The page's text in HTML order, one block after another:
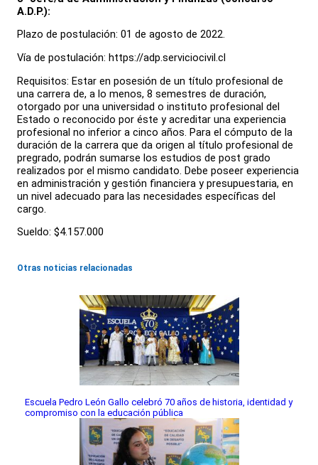
A.D.P.):
Plazo de postulación: 01 de agosto de 2022.
Vía de postulación: https://adp.serviciocivil.cl
Requisitos: Estar en posesión de un título profesional de
una carrera de, a lo menos, 8 semestres de duración,
otorgado por una universidad o instituto profesional del
Estado o reconocido por éste y acreditar una experiencia
profesional no inferior a cinco años. Para el cómputo de la
duración de la carrera que da origen al título profesional de
pregrado, podrán sumarse los estudios de post grado
realizados por el mismo candidato. Debe poseer experiencia
en administración y gestión financiera y presupuestaria, en
un nivel adecuado para las necesidades específicas del
cargo.
Sueldo: $4.157.000
Otras noticias relacionadas
Escuela Pedro León Gallo celebró 70 años de historia, identidad y
compromiso con la educación pública